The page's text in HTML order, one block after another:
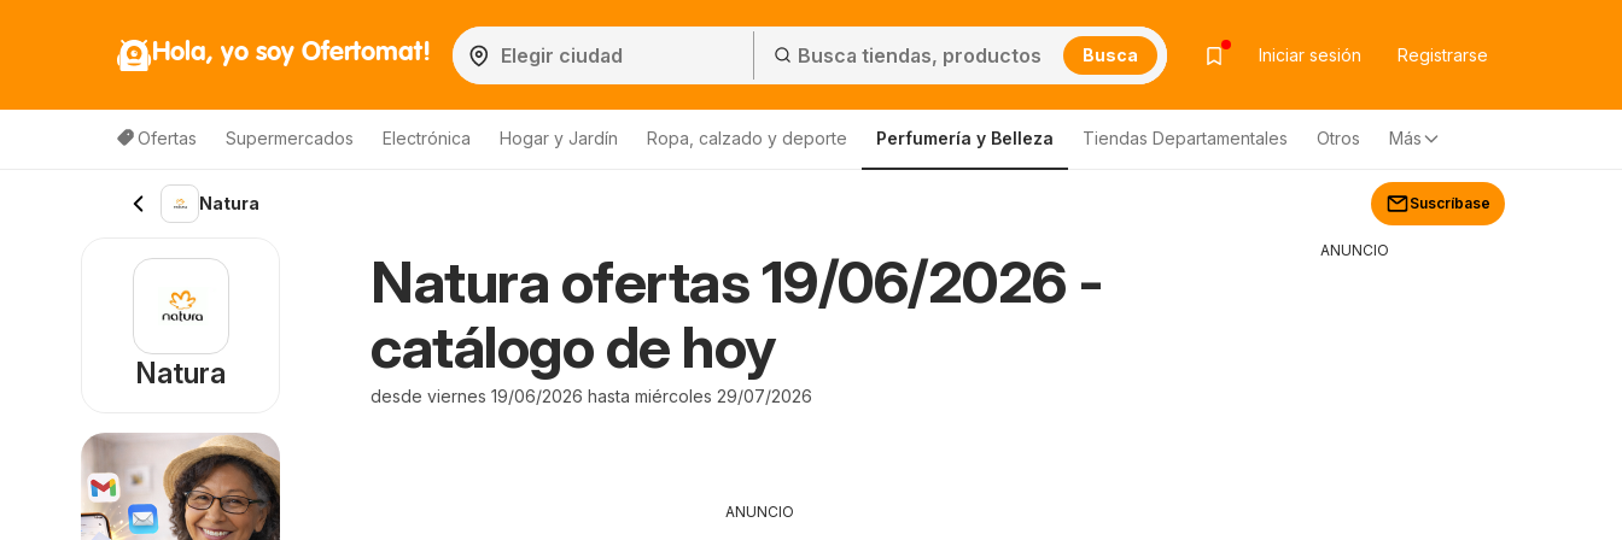
Hola, yo soy Ofertomat! Busca Iniciar sesión Registrarse
Ofertas Supermercados Electrónica Hogar y Jardín Ropa, calzado y deporte Perfumería y Belleza Tiendas Departamentales Otros Más
Natura Suscríbase
Natura ofertas 19/06/2026 -
catálogo de hoy
desde viernes 19/06/2026 hasta miércoles 29/07/2026
ANUNCIO
Natura
ANUNCIO